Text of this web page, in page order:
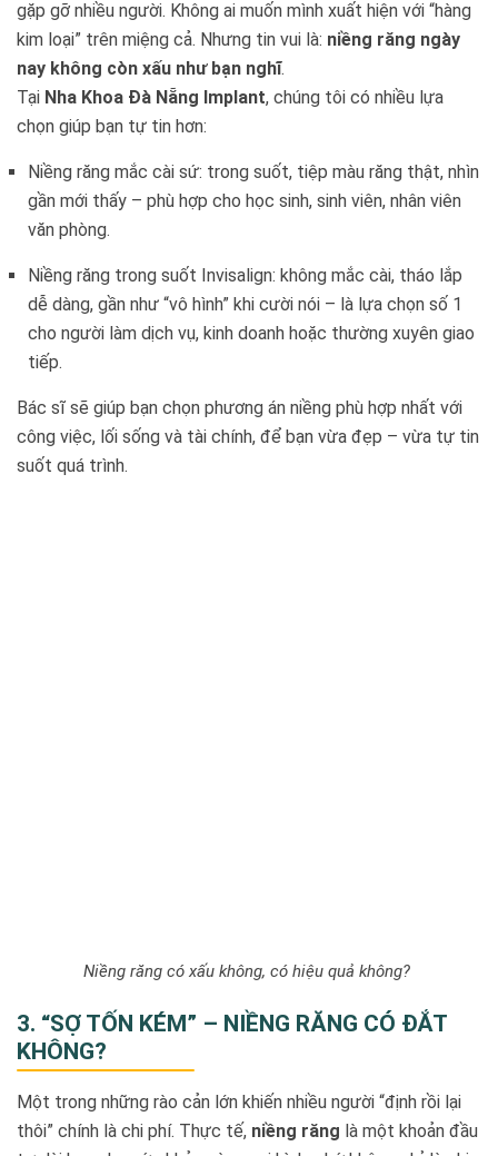
gặp gỡ nhiều người. Không ai muốn mình xuất hiện với “hàng
kim loại” trên miệng cả. Nhưng tin vui là: niềng răng ngày
nay không còn xấu như bạn nghĩ.
Tại Nha Khoa Đà Nẵng Implant, chúng tôi có nhiều lựa
chọn giúp bạn tự tin hơn:
Niềng răng mắc cài sứ: trong suốt, tiệp màu răng thật, nhìn
gần mới thấy – phù hợp cho học sinh, sinh viên, nhân viên
văn phòng.
Niềng răng trong suốt Invisalign: không mắc cài, tháo lắp
dễ dàng, gần như “vô hình” khi cười nói – là lựa chọn số 1
cho người làm dịch vụ, kinh doanh hoặc thường xuyên giao
tiếp.
Bác sĩ sẽ giúp bạn chọn phương án niềng phù hợp nhất với
công việc, lối sống và tài chính, để bạn vừa đẹp – vừa tự tin
suốt quá trình.
Niềng răng có xấu không, có hiệu quả không?
3. “SỢ TỐN KÉM” – NIỀNG RĂNG CÓ ĐẮT
KHÔNG?
Một trong những rào cản lớn khiến nhiều người “định rồi lại
thôi” chính là chi phí. Thực tế, niềng răng là một khoản đầu